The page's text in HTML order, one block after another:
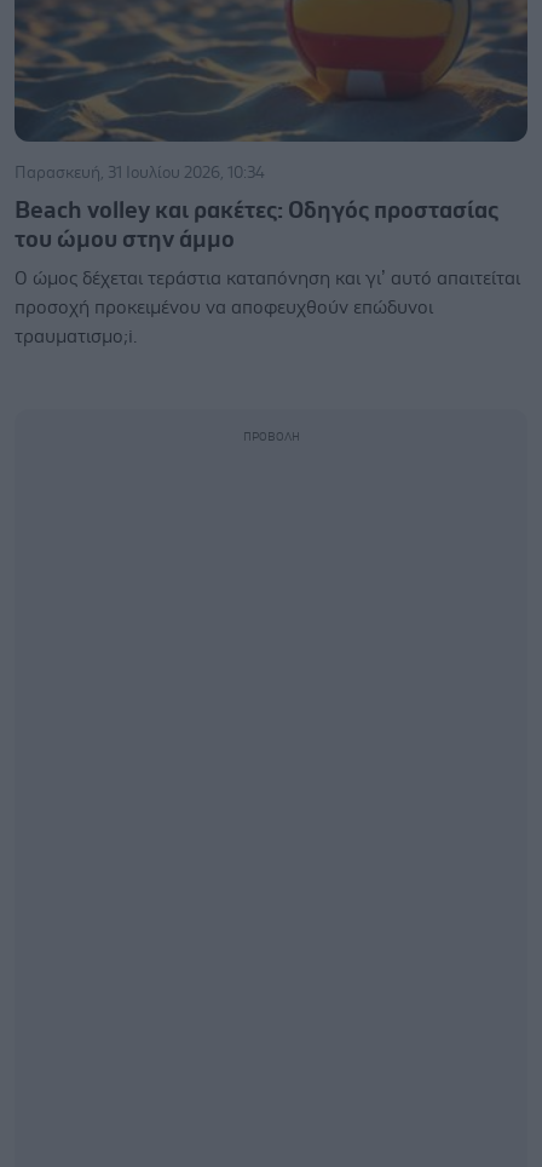
Παρασκευή, 31 Ιουλίου 2026, 10:34
Beach volley και ρακέτες: Οδηγός προστασίας
του ώμου στην άμμο
Ο ώμος δέχεται τεράστια καταπόνηση και γι’ αυτό απαιτείται
προσοχή προκειμένου να αποφευχθούν επώδυνοι
τραυματισμο;i.